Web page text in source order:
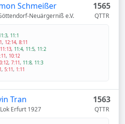
Schmeißer
Neuärgerniß e.V.
1565
QTTR
, 11:1
, 12:14, 8:11
11:13, 11:4, 11:5, 11:2
, 10:12
, 7:11, 11:8, 11:3
, 5:11, 1:11
Tran
Lok Erfurt 1927
1563
QTTR